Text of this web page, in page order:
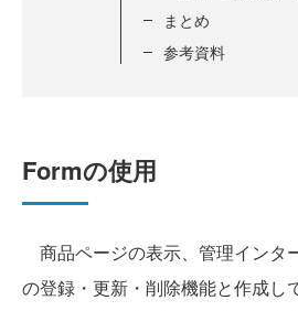
まとめ
参考資料
Formの使用
商品ページの表示、管理インタ
の登録・更新・削除機能と作成し